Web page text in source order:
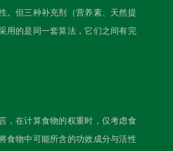
。但三种补充剂（营养素、天然提
用的是同一套算法，它们之间有完
，在计算食物的权重时，仅考虑食
食物中可能所含的功效成分与活性